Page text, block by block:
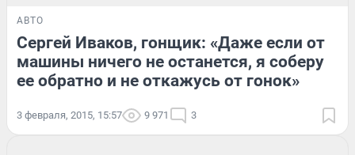
АВТО
Сергей Иваков, гонщик: «Даже если от
машины ничего не останется, я соберу
ее обратно и не откажусь от гонок»
3 февраля, 2015, 15:57 9 971 3